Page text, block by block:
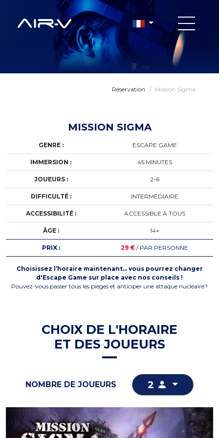
Réservation / Mission Sigma
MISSION SIGMA
GENRE : ESCAPE GAME
IMMERSION : 45 MINUTES
JOUEURS : 2-6
DIFFICULTÉ : INTERMÉDIAIRE
ACCESSIBILITÉ : ACCESSIBLE À TOUS
ÂGE : 14+
PRIX : 29 € / PAR PERSONNE
Choisissez l’horaire maintenant… vous pourrez changer
d'Escape Game sur place avec nos conseils !
Pouvez-vous passer tous les pièges et anticiper une attaque nucléaire?
CHOIX DE L'HORAIRE
ET DES JOUEURS
NOMBRE DE JOUEURS 2